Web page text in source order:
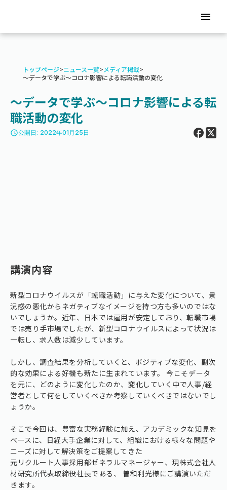
menu
トップページ>ニュース一覧>メディア掲載>
〜データで学ぶ〜コロナ影響による転職活動の変化
〜データで学ぶ〜コロナ影響による転
職活動の変化
access_time公開日: 2022年01月25日
講演内容
新型コロナウイルスが「転職活動」に与えた変化について、景
況感の悪化からネガティブなイメージを持つ方も多いのではな
いでしょうか。近年、日本では雇用が安定しており、転職市場
では売り手市場でしたが、新型コロナウイルスによって状況は
一転し、求人数は減少しています。
しかし、調査結果を分析していくと、ポジティブな変化、副次
的な効果による好機も新たに生まれています。 今こそデータ
を元に、どのように変化したのか、変化していく中で人事/経
営者として何をしていくべきか考察していくべきではないでし
ょうか。
そこで今回は、豊富な実務経験に加え、アカデミックな知見を
ベースに、日経大手企業に対して、組織における様々な問題や
ニーズに対して解決策をご提案してきた
元リクルート人事採用部ゼネラルマネージャー、現株式会社人
材研究所代表取締役社長である、 曽和利光様にご講演いただ
きます。